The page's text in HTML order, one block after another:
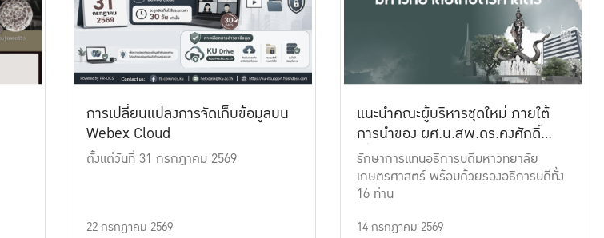
การเปลี่ยนแปลงการจัดเก็บข้อมูลบน
Webex Cloud
ตั้งแต่วันที่ 31 กรกฎาคม 2569
22 กรกฎาคม 2569
แนะนำคณะผู้บริหารชุดใหม่ ภายใต้
การนำของ ผศ.น.สพ.ดร.คงศักดิ์
เที่ยงธรรม
รักษาการแทนอธิการบดีมหาวิทยาลัย
เกษตรศาสตร์ พร้อมด้วยรองอธิการบดีทั้ง
16 ท่าน
14 กรกฎาคม 2569